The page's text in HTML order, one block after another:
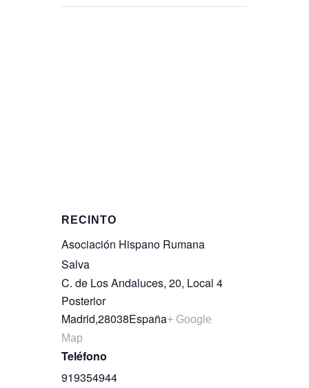
RECINTO
Asociación Hispano Rumana
Salva
C. de Los Andaluces, 20, Local 4
Posterior
Madrid,28038España+ Google
Map
Teléfono
919354944